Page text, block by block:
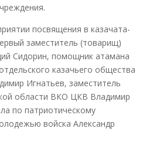
посвящения в казачата-
заместитель (товарищ)
Сидорин, помощник атамана
казачьего общества
Игнатьев, заместитель
области ВКО ЦКВ Владимир
по патриотическому
войска Александр